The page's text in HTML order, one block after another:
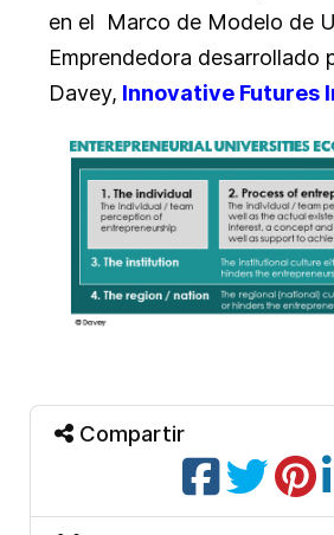
en el Marco de Modelo de
Emprendedora desarrollado
Davey, Innovative Futures
Compartir